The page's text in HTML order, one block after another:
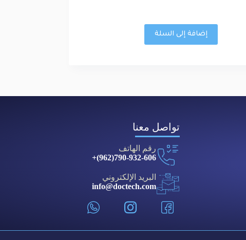
إضافة إلى السلة
تواصل معنا
رقم الهاتف
790-932-606(962)+
البريد الإلكتروني
info@doctech.com